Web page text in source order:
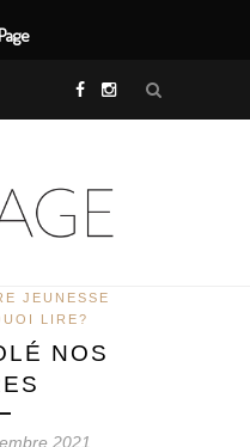
JEUNESSE
LIRE?
NOS
2021